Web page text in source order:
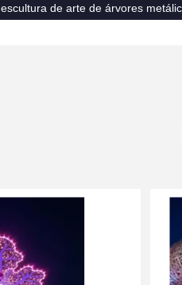
escultura de arte de árvores